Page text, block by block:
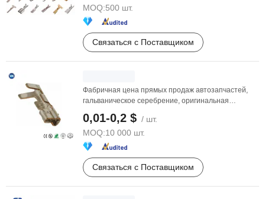
MOQ:500 шт.
Связаться с Поставщиком
Фабричная цена прямых продаж автозапчастей,
гальваническое серебрение, оригинальная
проводка Nissan, ...
0,01-0,2 $ / шт.
MOQ:10 000 шт.
Связаться с Поставщиком